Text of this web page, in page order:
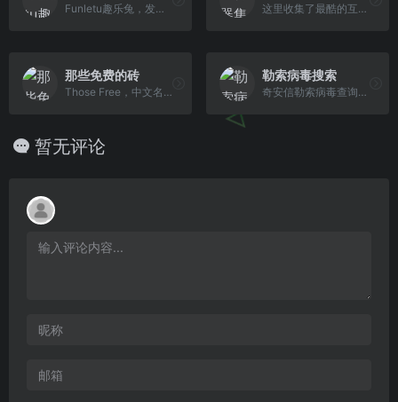
Funletu趣乐兔，发现好物，分享资源，推荐精品 这里收集了最酷的互联网工具和资源。欢迎推荐有价值的网站资源和创业者们分享。
那些免费的砖
Those Free，中文名称“那些免费的砖”，是一个致力于发现互联网免费可商用资源的网站，涵盖设计、前端开发和生产里应用软件等领域，并提供免费字体下载、免费软件下载。是设计师、前端开 发工程师以及媒体工作者特别喜欢的网站。
勒索病毒搜索
奇安信勒索病毒查询网站支持检索800多种常见勒索病毒，支持解密感染最新勒索病毒的文件，对开启文档保护功能与敲诈先赔服务功能的政企用户提供安全保障及赔付服务。
暂无评论